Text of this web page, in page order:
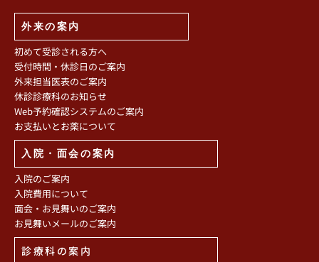
外来の案内
初めて受診される方へ
受付時間・休診日のご案内
外来担当医表のご案内
休診診療科のお知らせ
Web予約確認システムのご案内
お支払いとお薬について
入院・面会の案内
入院のご案内
入院費用について
面会・お見舞いのご案内
お見舞いメールのご案内
診療科の案内